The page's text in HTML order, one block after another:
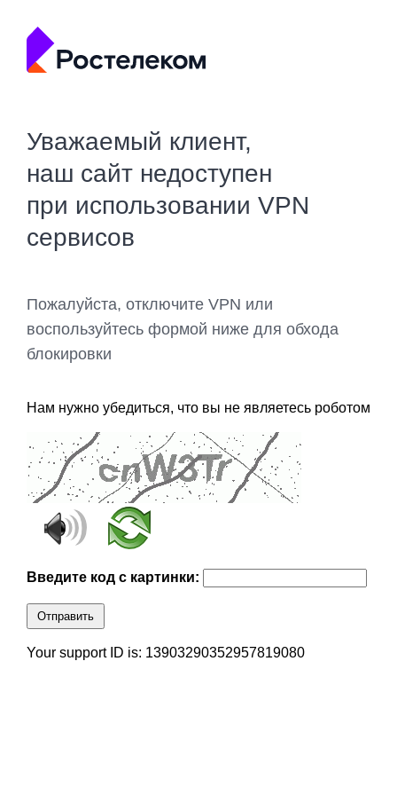
Уважаемый клиент,
наш сайт недоступен
при использовании VPN
сервисов
Пожалуйста, отключите VPN или
воспользуйтесь формой ниже для обхода
блокировки
Нам нужно убедиться, что вы не являетесь роботом
Введите код с картинки:
Отправить
Your support ID is: 13903290352957819080